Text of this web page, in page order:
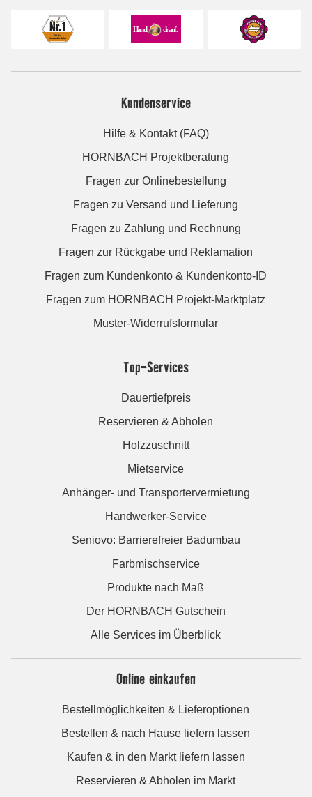
Kundenservice
Hilfe & Kontakt (FAQ)
HORNBACH Projektberatung
Fragen zur Onlinebestellung
Fragen zu Versand und Lieferung
Fragen zu Zahlung und Rechnung
Fragen zur Rückgabe und Reklamation
Fragen zum Kundenkonto & Kundenkonto-ID
Fragen zum HORNBACH Projekt-Marktplatz
Muster-Widerrufsformular
Top-Services
Dauertiefpreis
Reservieren & Abholen
Holzzuschnitt
Mietservice
Anhänger- und Transportervermietung
Handwerker-Service
Seniovo: Barrierefreier Badumbau
Farbmischservice
Produkte nach Maß
Der HORNBACH Gutschein
Alle Services im Überblick
Online einkaufen
Bestellmöglichkeiten & Lieferoptionen
Bestellen & nach Hause liefern lassen
Kaufen & in den Markt liefern lassen
Reservieren & Abholen im Markt